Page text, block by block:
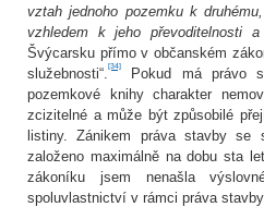
vztah jednoho pozemku k
vzhledem k jeho převoditelnosti
Švýcarsku přímo v občanském
služebnosti“. [34]
Pokud má právo
pozemkové knihy charakter
zcizitelné a může být způsobilé
listiny. Zánikem práva stavby se
založeno maximálně na dobu sta
zákoníku jsem nenašla
spoluvlastnictví v rámci práva